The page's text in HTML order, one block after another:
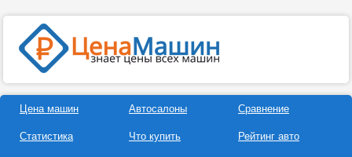
Цена машин
Статистика
Автосалоны
Что купить
Сравнение
Рейтинг авто